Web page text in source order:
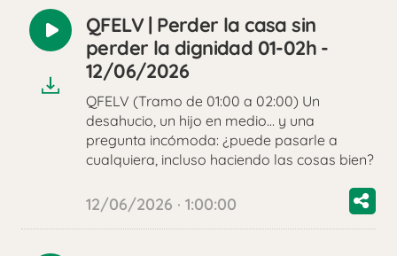
Reproducir
audio
QFELV | Perder la casa sin
perder la dignidad 01-02h -
12/06/2026
QFELV (Tramo de 01:00 a 02:00) Un
desahucio, un hijo en medio… y una
pregunta incómoda: ¿puede pasarle a
cualquiera, incluso haciendo las cosas bien?
12/06/2026 · 1:00:00